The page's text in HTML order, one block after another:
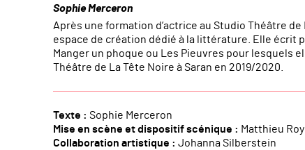
Sophie Merceron
Après une formation d’actrice au Studio Théâtre
espace de création dédié à la littérature. Elle écrit
Manger un phoque ou Les Pieuvres pour lesquels
Théâtre de La Tête Noire à Saran en 2019/2020.
Texte : Sophie Merceron
Mise en scène et dispositif scénique : Matthieu Roy
Collaboration artistique : Johanna Silberstein